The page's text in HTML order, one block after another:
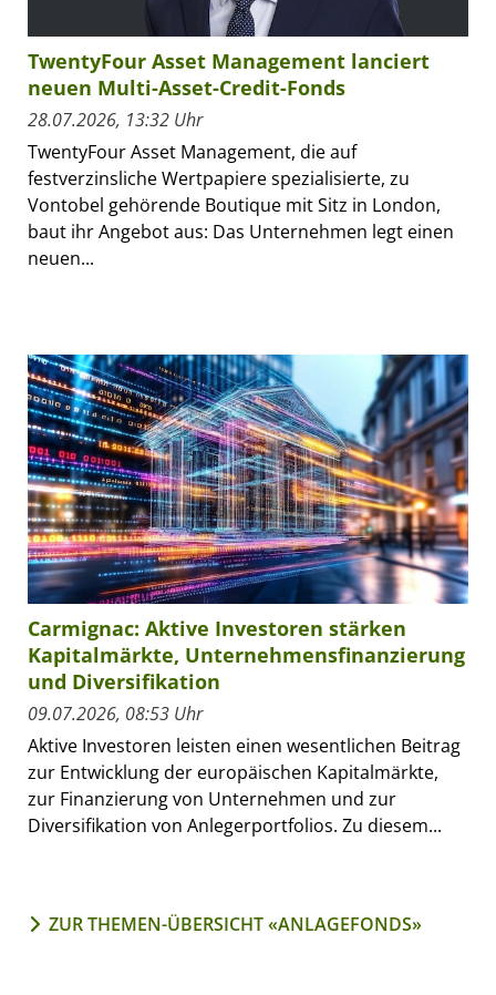
TwentyFour Asset Management lanciert
neuen Multi-Asset-Credit-Fonds
28.07.2026, 13:32 Uhr
TwentyFour Asset Management, die auf
festverzinsliche Wertpapiere spezialisierte, zu
Vontobel gehörende Boutique mit Sitz in London,
baut ihr Angebot aus: Das Unternehmen legt einen
neuen...
Carmignac: Aktive Investoren stärken
Kapitalmärkte, Unternehmensfinanzierung
und Diversifikation
09.07.2026, 08:53 Uhr
Aktive Investoren leisten einen wesentlichen Beitrag
zur Entwicklung der europäischen Kapitalmärkte,
zur Finanzierung von Unternehmen und zur
Diversifikation von Anlegerportfolios. Zu diesem...
ZUR THEMEN-ÜBERSICHT «ANLAGEFONDS»